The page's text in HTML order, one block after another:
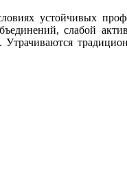
устойчивых
слабой